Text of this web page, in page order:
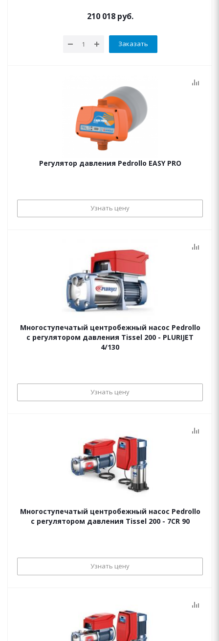
210 018руб.
Заказать
Регулятор давления Pedrollo EASY PRO
Узнать цену
Многоступечатый центробежный насос Pedrollo
с регулятором давления Tissel 200 - PLURIJET
4/130
Узнать цену
Многоступечатый центробежный насос Pedrollo
с регулятором давления Tissel 200 - 7CR 90
Узнать цену